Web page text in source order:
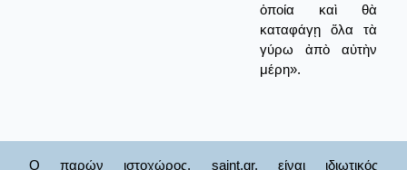
ὁποία καὶ θὰ
καταφάγῃ ὅλα τὰ
γύρω ἀπὸ αὐτὴν
μέρη».
Ο παρών ιστοχώρος, saint.gr, είναι ιδιωτικός